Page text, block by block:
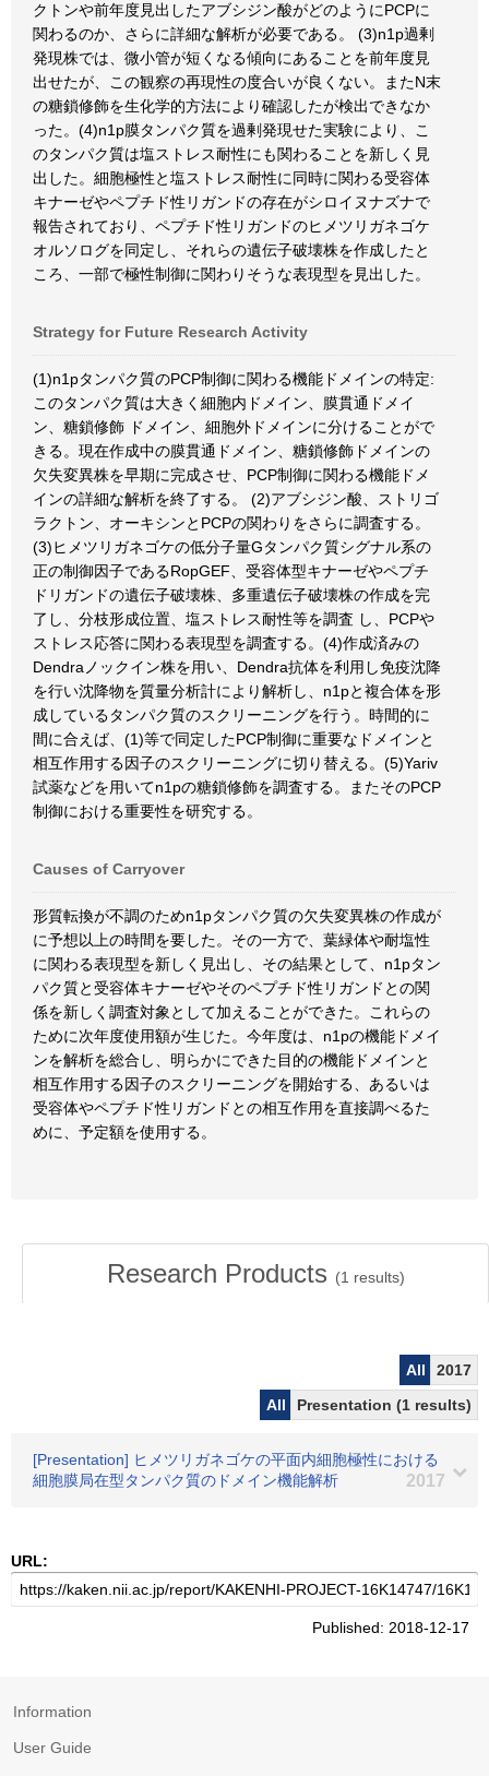
クトンや前年度見出したアブシジン酸がどのようにPCPに
関わるのか、さらに詳細な解析が必要である。 (3)n1p過剰
発現株では、微小管が短くなる傾向にあることを前年度見
出せたが、この観察の再現性の度合いが良くない。またN末
の糖鎖修飾を生化学的方法により確認したが検出できなか
った。(4)n1p膜タンパク質を過剰発現せた実験により、こ
のタンパク質は塩ストレス耐性にも関わることを新しく見
出した。細胞極性と塩ストレス耐性に同時に関わる受容体
キナーゼやペプチド性リガンドの存在がシロイヌナズナで
報告されており、ペプチド性リガンドのヒメツリガネゴケ
オルソログを同定し、それらの遺伝子破壊株を作成したと
ころ、一部で極性制御に関わりそうな表現型を見出した。
Strategy for Future Research Activity
(1)n1pタンパク質のPCP制御に関わる機能ドメインの特定:
このタンパク質は大きく細胞内ドメイン、膜貫通ドメイ
ン、糖鎖修飾 ドメイン、細胞外ドメインに分けることがで
きる。現在作成中の膜貫通ドメイン、糖鎖修飾ドメインの
欠失変異株を早期に完成させ、PCP制御に関わる機能ドメ
インの詳細な解析を終了する。 (2)アブシジン酸、ストリゴ
ラクトン、オーキシンとPCPの関わりをさらに調査する。
(3)ヒメツリガネゴケの低分子量Gタンパク質シグナル系の
正の制御因子であるRopGEF、受容体型キナーゼやペプチ
ドリガンドの遺伝子破壊株、多重遺伝子破壊株の作成を完
了し、分枝形成位置、塩ストレス耐性等を調査 し、PCPや
ストレス応答に関わる表現型を調査する。(4)作成済みの
Dendraノックイン株を用い、Dendra抗体を利用し免疫沈降
を行い沈降物を質量分析計により解析し、n1pと複合体を形
成しているタンパク質のスクリーニングを行う。時間的に
間に合えば、(1)等で同定したPCP制御に重要なドメインと
相互作用する因子のスクリーニングに切り替える。(5)Yariv
試薬などを用いてn1pの糖鎖修飾を調査する。またそのPCP
制御における重要性を研究する。
Causes of Carryover
形質転換が不調のためn1pタンパク質の欠失変異株の作成が
に予想以上の時間を要した。その一方で、葉緑体や耐塩性
に関わる表現型を新しく見出し、その結果として、n1pタン
パク質と受容体キナーゼやそのペプチド性リガンドとの関
係を新しく調査対象として加えることができた。これらの
ために次年度使用額が生じた。今年度は、n1pの機能ドメイ
ンを解析を総合し、明らかにできた目的の機能ドメインと
相互作用する因子のスクリーニングを開始する、あるいは
受容体やペプチド性リガンドとの相互作用を直接調べるた
めに、予定額を使用する。
Research Products (1 results)
All
2017
All
Presentation (1 results)
[Presentation] ヒメツリガネゴケの平面内細胞極性における
細胞膜局在型タンパク質のドメイン機能解析
2017
URL:
Published: 2018-12-17
Information
User Guide